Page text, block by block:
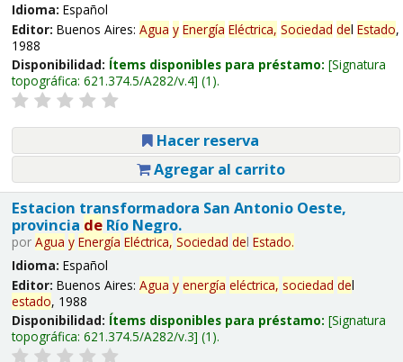
Idioma: Español
Editor: Buenos Aires: Agua y Energía Eléctrica, Sociedad del Estado,
1988
Disponibilidad: Ítems disponibles para préstamo: Signatura
topográfica: 621.374.5/A282/v.4 (1).
Hacer reserva
Agregar al carrito
Estacion transformadora San Antonio Oeste,
provincia deRío Negro.
por Agua y Energía Eléctrica, Sociedad del Estado.
Idioma: Español
Editor: Buenos Aires: Agua y energía eléctrica, sociedad del
estado, 1988
Disponibilidad: Ítems disponibles para préstamo: Signatura
topográfica: 621.374.5/A282/v.3 (1).